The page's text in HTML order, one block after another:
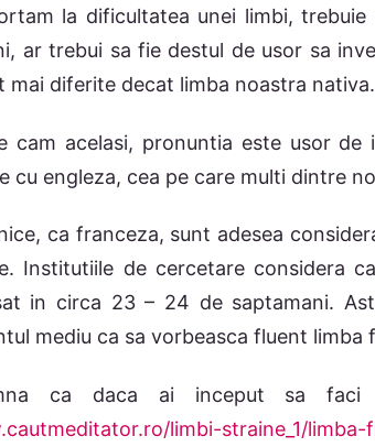
la dificultatea unei limbi,
ar trebui sa fie destul de usor sa
mai diferite decat limba noastra nativa.
cam acelasi, pronuntia este usor
cu engleza, cea pe care multi dintre
ca franceza, sunt adesea
Institutiile de cercetare considera
in circa 23 – 24 de saptamani.
mediu ca sa vorbeasca fluent limba
ca daca ai inceput sa faci
limbi-straine_1/limba-